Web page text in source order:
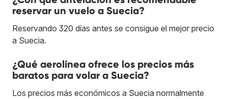
reservar un vuelo a Suecia?
Reservando 320 días antes se consigue el mejor precio
a Suecia.
¿Qué aerolínea ofrece los precios más
baratos para volar a Suecia?
Los precios más económicos a Suecia normalmente